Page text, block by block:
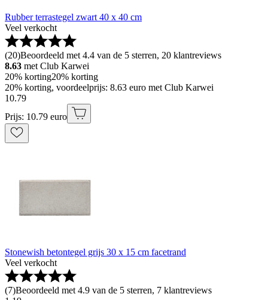
Rubber terrastegel zwart 40 x 40 cm
Veel verkocht
(20)Beoordeeld met 4.4 van de 5 sterren, 20 klantreviews
8.63 met Club Karwei
20% korting20% korting
20% korting, voordeelprijs: 8.63 euro met Club Karwei
10.79
Prijs: 10.79 euro
Stonewish betontegel grijs 30 x 15 cm facetrand
Veel verkocht
(7)Beoordeeld met 4.9 van de 5 sterren, 7 klantreviews